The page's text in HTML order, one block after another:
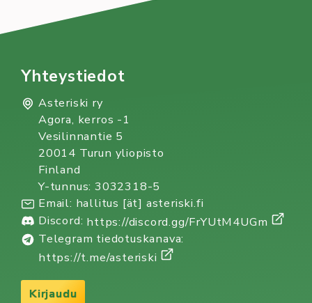
Yhteystiedot
Asteriski ry
Agora, kerros -1
Vesilinnantie 5
20014 Turun yliopisto
Finland
Y-tunnus: 3032318-5
Email: hallitus [ät] asteriski.fi
Discord: https://discord.gg/FrYUtM4UGm
Telegram tiedotuskanava:
https://t.me/asteriski
Kirjaudu